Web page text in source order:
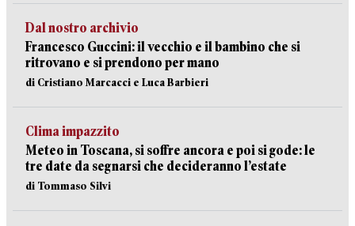
Dal nostro archivio
Francesco Guccini: il vecchio e il bambino che si
ritrovano e si prendono per mano
di Cristiano Marcacci e Luca Barbieri
Clima impazzito
Meteo in Toscana, si soffre ancora e poi si gode: le
tre date da segnarsi che decideranno l’estate
di Tommaso Silvi